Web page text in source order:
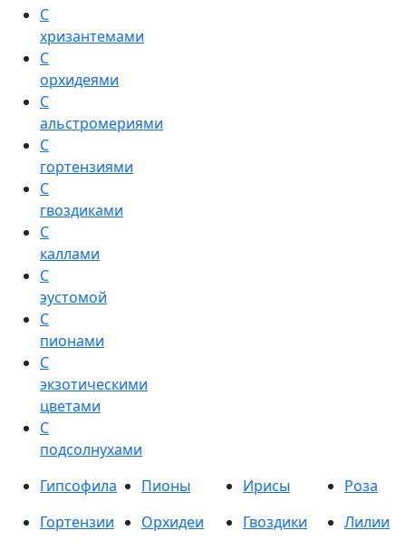
С
хризантемами
С
орхидеями
С
альстромериями
С
гортензиями
С
гвоздиками
С
каллами
С
эустомой
С
пионами
С
экзотическими
цветами
С
подсолнухами
Гипсофила
Пионы Ирисы
Роза
Гортензии
Орхидеи Гвоздики
Лилии